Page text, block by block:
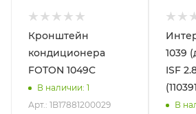
Кронштейн
кондиционера
FOTON 1049C
В наличии: 1
Арт.: 1B17881200029
1039
ISF
В